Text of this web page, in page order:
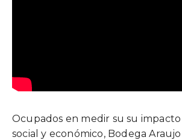
Ocupados en medir su su
social y económico, Bodega